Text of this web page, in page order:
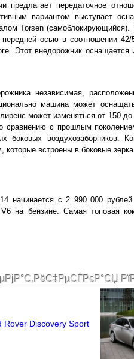
предлагает передаточное
вариантом выступает
Torsen
осью в соотношении
Этот внедорожник
независимая,
машина может
может изменяться от 150
с прошлым
боковых воздухозаборников.
которые встроены в боковые
начинается с 2 990 000
на бензине. Самая топовая
Rover Discovery Sport